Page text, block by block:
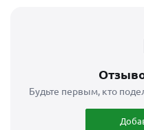
Будьте первым, кто